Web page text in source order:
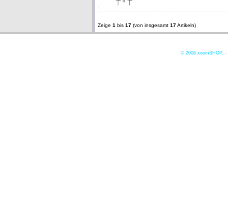
Zeige 1 bis 17 (von insgesamt 17Artikeln)
© 2006 xoomSHOP. -